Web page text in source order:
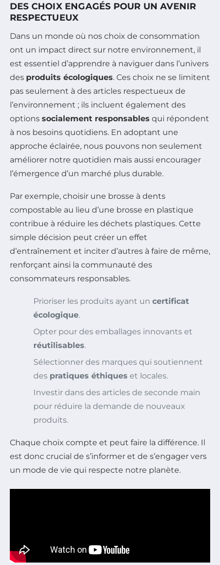
DES CHOIX ENGAGÉS POUR UN AVENIR
RESPECTUEUX
Dans un monde où nos choix de consommation
ont un impact direct sur notre environnement, il
est essentiel d’apprendre à naviguer dans l’univers
des produits écologiques. Ces choix ne se limitent
pas seulement à des articles respectueux de
l’environnement ; ils incluent également des
options socialement responsables qui répondent
à nos besoins quotidiens. En adoptant une
approche éclairée, nous pouvons non seulement
améliorer notre quotidien mais aussi encourager
l’émergence d’un marché plus durable.
Par exemple, choisir une brosse à dents
compostable au lieu d’une brosse en plastique
contribue à réduire les déchets plastiques. Cette
simple décision peut créer un effet
d’entraînement et inciter d’autres à faire de même,
renforçant ainsi la communauté des
consommateurs responsables.
Prioriser les produits ayant un certificat
écologique.
Opter pour des emballages innovants et
réutilisables.
Sélectionner des marques qui soutiennent
des pratiques éthiques et locales.
Investir dans des articles de seconde main
pour réduire la demande de nouveaux
produits.
Chaque choix compte et peut faire la différence. Il
est donc crucial de s’informer et de s’engager vers
un mode de vie qui respecte notre planète.